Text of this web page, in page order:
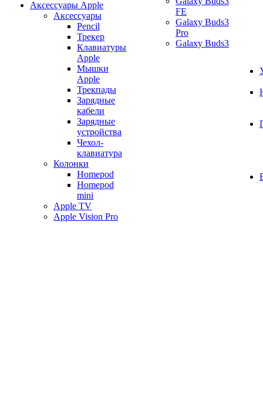
Аксессуары Apple
Аксессуары
Pencil
Трекер
Клавиатуры
Apple
Мышки
Apple
Трекпады
Зарядные
кабели
Зарядные
устройства
Чехол-
клавиатура
Колонки
Homepod
Homepod
mini
Apple TV
Apple Vision Pro
FE
Galaxy Buds3
Pro
Galaxy Buds3